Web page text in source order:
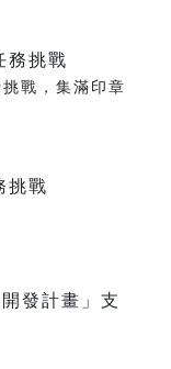
務挑戰
戰，集滿印章
挑戰
發計畫」支